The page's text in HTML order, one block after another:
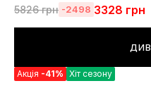
5826грн -2498 3328 грн
Акція -41% Хіт сезону